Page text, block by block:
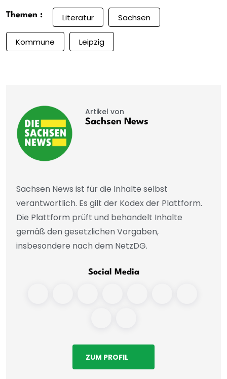
Themen : Literatur Sachsen
Kommune Leipzig
Artikel von
Sachsen News
Sachsen News ist für die Inhalte selbst
verantwortlich. Es gilt der Kodex der Plattform.
Die Plattform prüft und behandelt Inhalte
gemäß den gesetzlichen Vorgaben,
insbesondere nach dem NetzDG.
Social Media
ZUM PROFIL